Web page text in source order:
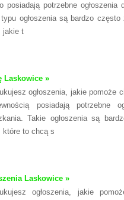
posiadają potrzebne
typu ogłoszenia są bardzo
jakie t
Laskowice »
ogłoszenia, jakie pomoże
posiadają potrzebne
Takie ogłoszenia są
które to chcą s
Laskowice »
ogłoszenia, jakie